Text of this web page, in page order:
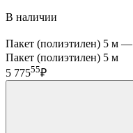
В наличии
Пакет (полиэтилен) 5 м —
Пакет (полиэтилен) 5 м
5 77555₽